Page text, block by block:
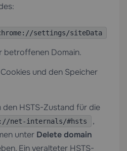
settings/siteData
betroffenen Domain.
und den Speicher
den HSTS-Zustand für die
net-internals/#hsts
,
unter Delete domain
Ein veralteter HSTS-